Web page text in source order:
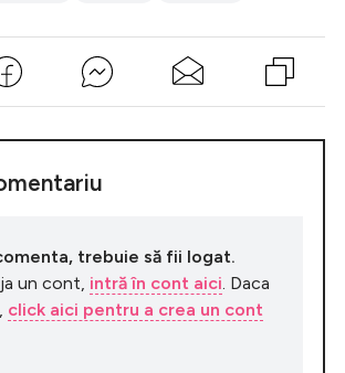
trebuie să fii logat.
un cont, intră în cont aici. Daca
click aici pentru a crea un cont